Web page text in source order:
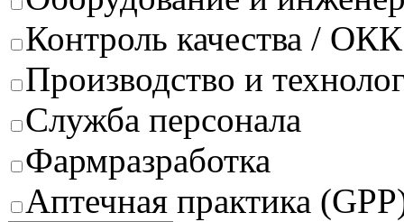
Контроль качества / ОКК
Производство и
Служба персонала
Фармразработка
Аптечная практика